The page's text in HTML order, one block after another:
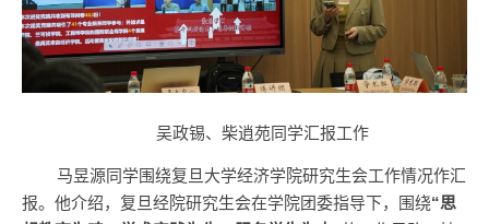
吴政锡、柴逍苑同学汇报工作
马昱源同学围绕复旦大学经济学院研究生会工作情况作汇
报。他介绍，复旦经院研究生会在学院团委指导下，围绕“思